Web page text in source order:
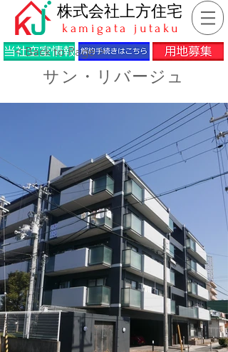
​株式会社上方住宅
kamigata jutaku
< Back to Page >
サン・リバージュ